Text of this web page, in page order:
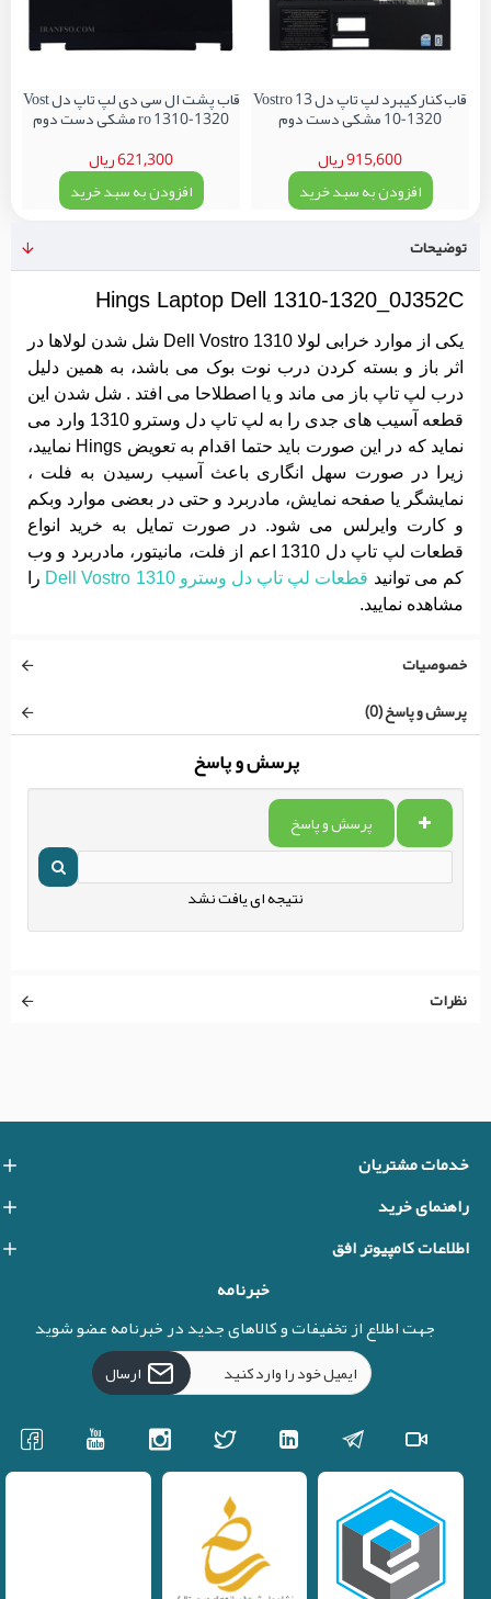
قاب کنار کیبرد لپ تاپ دل Vostro 13
10-1320 مشکی دست دوم
915,600 ریال
افزودن به سبد خرید
قاب پشت ال سی دی لپ تاپ دل Vost
ro 1310-1320 مشکی دست دوم
621,300 ریال
افزودن به سبد خرید
توضیحات
Hings Laptop Dell 1310-1320_0J352C
یکی از موارد خرابی لولا Dell Vostro 1310 شل شدن لولاها در
اثر باز و بسته کردن درب نوت بوک می باشد، به همین دلیل
درب لپ تاپ باز می ماند و یا اصطلاحا می افتد . شل شدن این
قطعه آسیب های جدی را به لپ تاپ دل وسترو 1310 وارد می
نماید که در این صورت باید حتما اقدام به تعویض Hings نمایید،
زیرا در صورت سهل انگاری باعث آسیب رسیدن به فلت ،
نمایشگر یا صفحه نمایش، مادربرد و حتی در بعضی موارد وبکم
و کارت وایرلس می شود. در صورت تمایل به خرید انواع
قطعات لپ تاپ دل 1310 اعم از فلت، مانیتور، مادربرد و وب
کم می توانید قطعات لپ تاپ دل وسترو 1310 Dell Vostro
را
مشاهده نمایید.
خصوصیات
پرسش و پاسخ (0)
پرسش و پاسخ
پرسش و پاسخ
نتیجه ای یافت نشد
نظرات
خدمات مشتریان
راهنمای خرید
اطلاعات کامپیوتر افق
خبرنامه
جهت اطلاع از تخفیفات و کالاهای جدید در خبرنامه عضو شوید
ارسال